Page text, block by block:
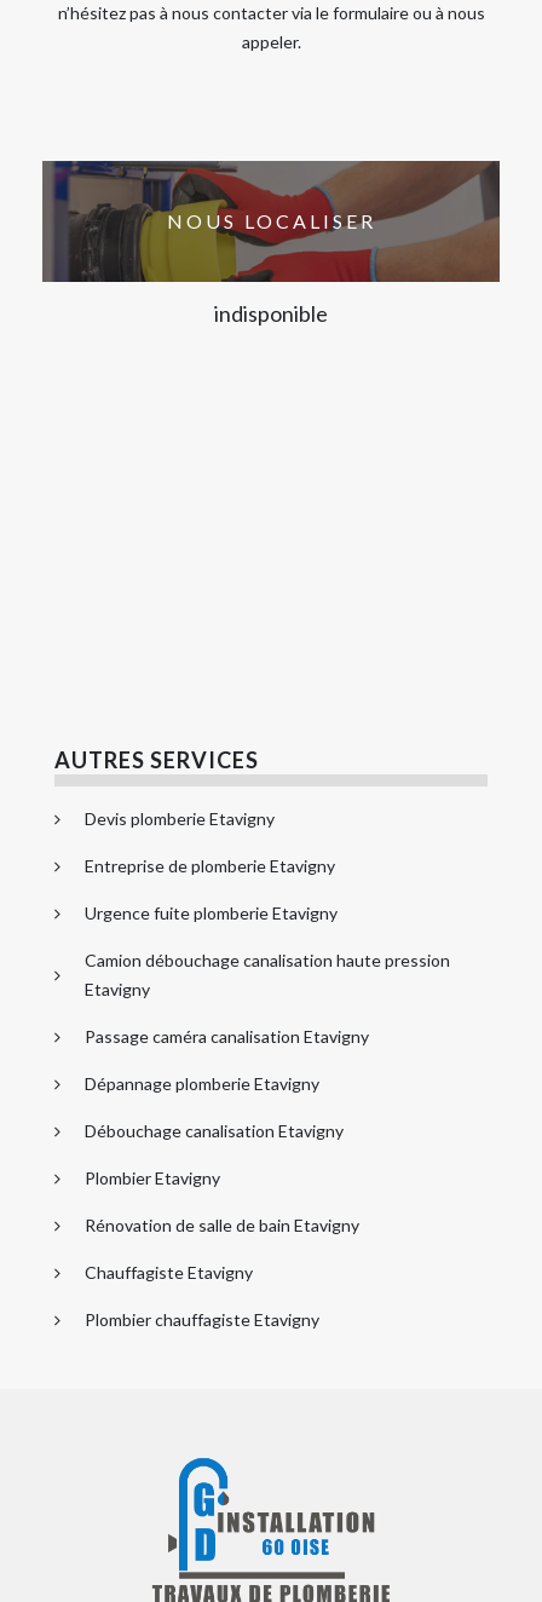
n’hésitez pas à nous contacter via le formulaire ou à nous
appeler.
NOUS LOCALISER
indisponible
AUTRES SERVICES
Devis plomberie Etavigny
Entreprise de plomberie Etavigny
Urgence fuite plomberie Etavigny
Camion débouchage canalisation haute pression
Etavigny
Passage caméra canalisation Etavigny
Dépannage plomberie Etavigny
Débouchage canalisation Etavigny
Plombier Etavigny
Rénovation de salle de bain Etavigny
Chauffagiste Etavigny
Plombier chauffagiste Etavigny